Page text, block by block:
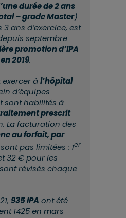
durée de 2 ans
– grade Master)
ans d’exercice, est
septembre
promotion d’IPA
2019.
exercer àl’hôpital
d’équipes
sont habilités à
prescrit
La facturation des
au forfait, par
pas limitées : 1er
32 € pour les
révisés chaque
935 IPA ont été
1425 en mars